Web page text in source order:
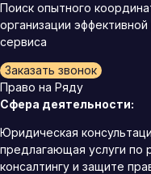
Поиск опытного
организации
сервиса
Заказать звонок
Право на Ряду
Сфера деятельности:
Юридическая
предлагающая услуги по
консалтингу и защите